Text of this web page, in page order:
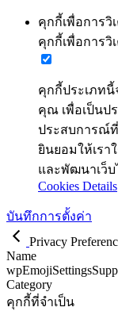
คุกกี้เพื่อการวิ
คุกกี้เพื่อการวิ
คุกกี้ประเภทนี้
คุณ เพื่อเป็นป
ประสบการณ์
ยินยอมให้เรา
และพัฒนาเว็บ
Cookies Details
บันทึกการตั้งค่า
Privacy
Name
Category
คุกกี้ที่จำเป็น